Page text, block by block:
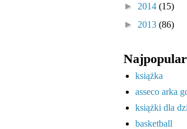
► 2014 (15)
► 2013 (86)
książka
asseco arka
książki dla
basketball